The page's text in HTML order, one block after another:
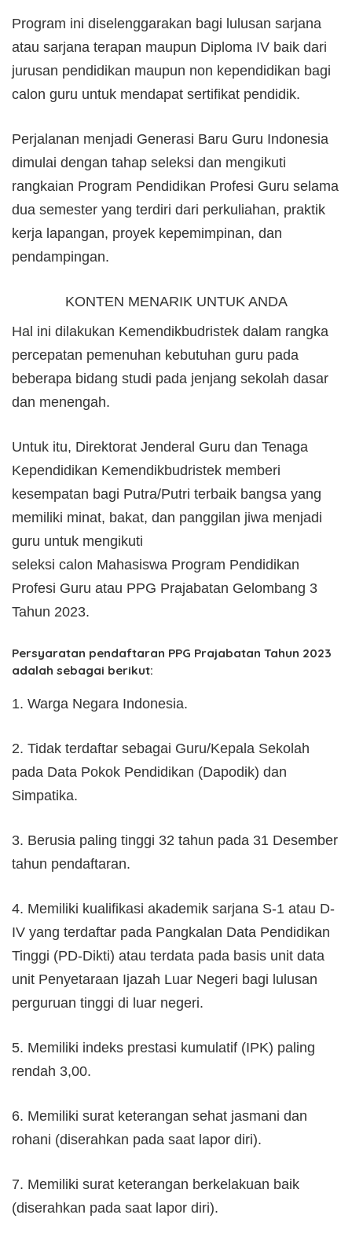
Program ini diselenggarakan bagi lulusan sarjana
atau sarjana terapan maupun Diploma IV baik dari
jurusan pendidikan maupun non kependidikan bagi
calon guru untuk mendapat sertifikat pendidik.
Perjalanan menjadi Generasi Baru Guru Indonesia
dimulai dengan tahap seleksi dan mengikuti
rangkaian Program Pendidikan Profesi Guru selama
dua semester yang terdiri dari perkuliahan, praktik
kerja lapangan, proyek kepemimpinan, dan
pendampingan.
KONTEN MENARIK UNTUK ANDA
Hal ini dilakukan Kemendikbudristek dalam rangka
percepatan pemenuhan kebutuhan guru pada
beberapa bidang studi pada jenjang sekolah dasar
dan menengah.
Untuk itu, Direktorat Jenderal Guru dan Tenaga
Kependidikan Kemendikbudristek memberi
kesempatan bagi Putra/Putri terbaik bangsa yang
memiliki minat, bakat, dan panggilan jiwa menjadi
guru untuk mengikuti
seleksi calon Mahasiswa Program Pendidikan
Profesi Guru atau PPG Prajabatan Gelombang 3
Tahun 2023.
Persyaratan pendaftaran PPG Prajabatan Tahun 2023
adalah sebagai berikut:
1. Warga Negara Indonesia.
2. Tidak terdaftar sebagai Guru/Kepala Sekolah
pada Data Pokok Pendidikan (Dapodik) dan
Simpatika.
3. Berusia paling tinggi 32 tahun pada 31 Desember
tahun pendaftaran.
4. Memiliki kualifikasi akademik sarjana S-1 atau D-
IV yang terdaftar pada Pangkalan Data Pendidikan
Tinggi (PD-Dikti) atau terdata pada basis unit data
unit Penyetaraan Ijazah Luar Negeri bagi lulusan
perguruan tinggi di luar negeri.
5. Memiliki indeks prestasi kumulatif (IPK) paling
rendah 3,00.
6. Memiliki surat keterangan sehat jasmani dan
rohani (diserahkan pada saat lapor diri).
7. Memiliki surat keterangan berkelakuan baik
(diserahkan pada saat lapor diri).